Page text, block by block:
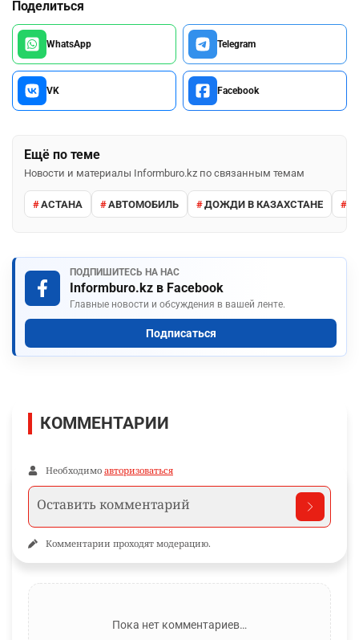
Поделиться
WhatsApp Telegram
VK Facebook
Ещё по теме
Новости и материалы Informburo.kz по связанным темам
АСТАНА АВТОМОБИЛЬ ДОЖДИ В КАЗАХСТАНЕ
ПОДПИШИТЕСЬ НА НАС
Informburo.kz в Facebook
Главные новости и обсуждения в вашей ленте.
Подписаться
КОММЕНТАРИИ
Необходимо авторизоваться
Комментарии проходят модерацию.
Пока нет комментариев…